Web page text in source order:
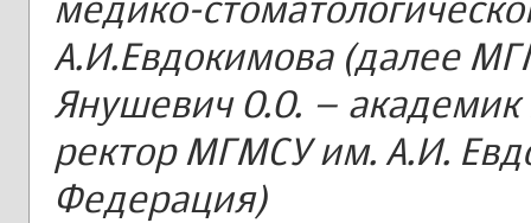
А.И.Евдокимова (далее
Янушевич О.О. – академик
ректор МГМСУ им. А.И.
Федерация)